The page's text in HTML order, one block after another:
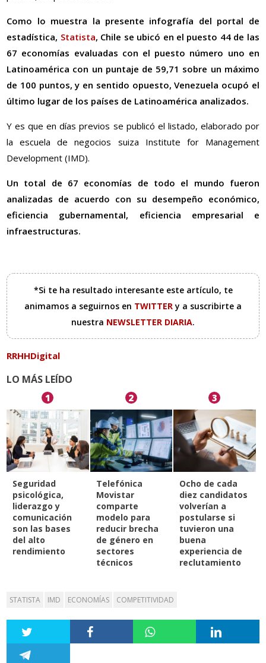
Como lo muestra la presente infografía del portal de
estadística, Statista, Chile se ubicó en el puesto 44 de las
67 economías evaluadas con el puesto número uno en
Latinoamérica con un puntaje de 59,71 sobre un máximo
de 100 puntos, y en sentido opuesto, Venezuela ocupó el
último lugar de los países de Latinoamérica analizados.
Y es que en días previos se publicó el listado, elaborado por
la escuela de negocios suiza Institute for Management
Development (IMD).
Un total de 67 economías de todo el mundo fueron
analizadas de acuerdo con su desempeño económico,
eficiencia gubernamental, eficiencia empresarial e
infraestructuras.
*Si te ha resultado interesante este artículo, te
animamos a seguirnos en TWITTERy a suscribirte a
nuestra NEWSLETTER DIARIA.
RRHHDigital
LO MÁS LEÍDO
1
Seguridad
psicológica,
liderazgo y
comunicación
son las bases
del alto
rendimiento
2
Telefónica
Movistar
comparte
modelo para
reducir brecha
de género en
sectores
técnicos
3
Ocho de cada
diez candidatos
volverían a
postularse si
tuvieron una
buena
experiencia de
reclutamiento
STATISTA IMD ECONOMÍAS COMPETITIVIDAD